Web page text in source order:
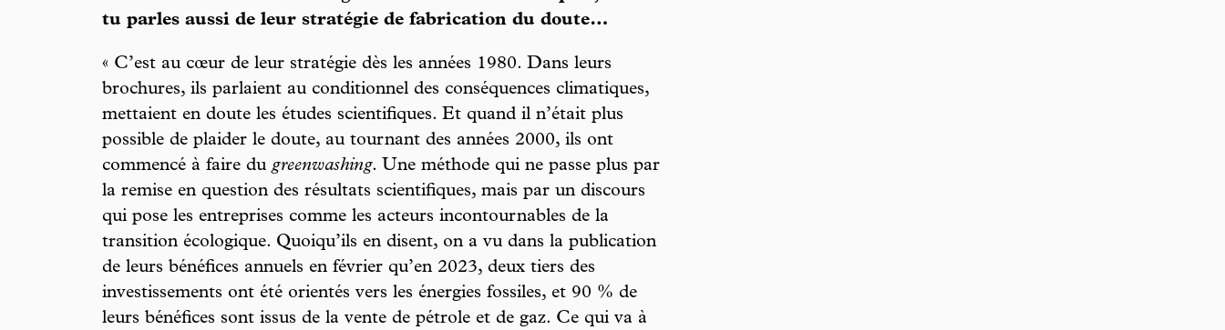
tu parles aussi de leur stratégie de fabrication du doute…
« C’est au cœur de leur stratégie dès les années 1980. Dans leurs
brochures, ils parlaient au conditionnel des conséquences climatiques,
mettaient en doute les études scientifiques. Et quand il n’était plus
possible de plaider le doute, au tournant des années 2000, ils ont
commencé à faire dugreenwashing. Une méthode qui ne passe plus par
la remise en question des résultats scientifiques, mais par un discours
qui pose les entreprises comme les acteurs incontournables de la
transition écologique. Quoiqu’ils en disent, on a vu dans la publication
de leurs bénéfices annuels en février qu’en 2023, deux tiers des
investissements ont été orientés vers les énergies fossiles, et 90 % de
leurs bénéfices sont issus de la vente de pétrole et de gaz. Ce qui va à